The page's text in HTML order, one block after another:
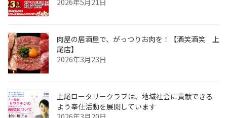
肉屋の居酒屋で、がっつりお肉を！【酒笑酒笑 上
尾店】
2026年3月23日
上尾ロータリークラブは、地域社会に貢献できる
よう奉仕活動を展開しています